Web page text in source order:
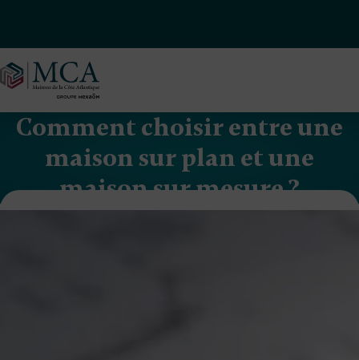
Comment choisir entre une
maison sur plan et une
maison sur mesure ?